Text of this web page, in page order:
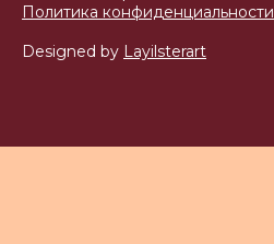
Политика конфиденциальности
Designed by Layilsterart